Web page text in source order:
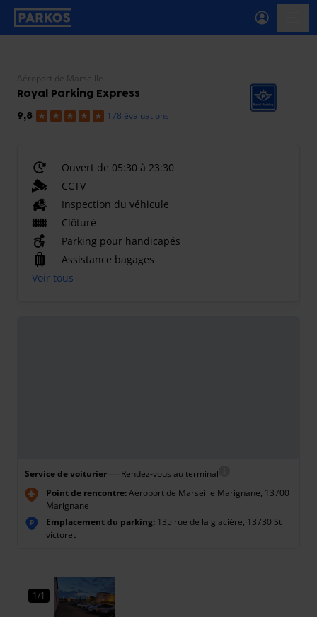
étiquette-de-navigation-principale
Aéroport de Marseille
Royal Parking Express
9,8 178 évaluations
Ouvert de 05:30 à 23:30
CCTV
Inspection du véhicule
Clôturé
Parking pour handicapés
Assistance bagages
Voir tous
Service de voiturier— Rendez-vous au terminal
Point de rencontre:Aéroport de Marseille Marignane, 13700
Marignane
P Emplacement du parking: 135 rue de la glacière, 13730 St
victoret
1/1